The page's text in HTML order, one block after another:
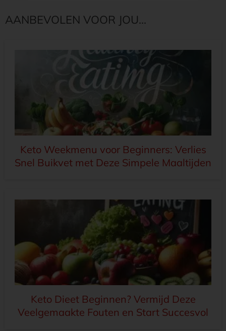
AANBEVOLEN VOOR JOU...
Keto Weekmenu voor Beginners: Verlies
Snel Buikvet met Deze Simpele Maaltijden
Keto Dieet Beginnen? Vermijd Deze
Veelgemaakte Fouten en Start Succesvol